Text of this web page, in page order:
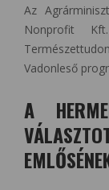
Az
Nonprofit
Vadonleső
A